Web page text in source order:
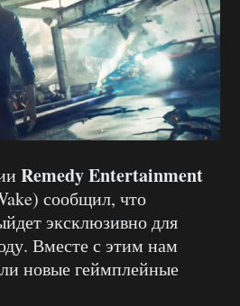
Remedy Entertainment
сообщил, что
эксклюзивно для
Вместе с этим нам
новые геймплейные